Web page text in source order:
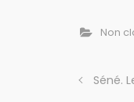
Non
Séné.